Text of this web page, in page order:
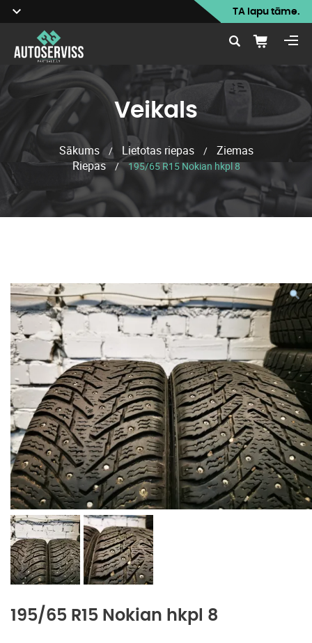
TA lapu tāme.
Veikals
Sākums / Lietotas riepas /
Ziemas
Riepas
/ 195/65 R15 Nokian hkpl 8
195/65 R15 Nokian hkpl 8